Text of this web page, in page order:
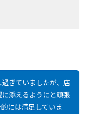
ぎていましたが、店
添えるようにと頑張
には満足していま